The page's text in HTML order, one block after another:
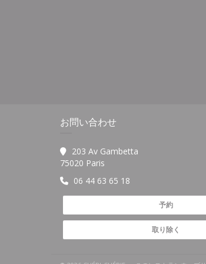
お問い合わせ
203 Av Gambetta
75020 Paris
06 44 63 65 18
予約
取り除く